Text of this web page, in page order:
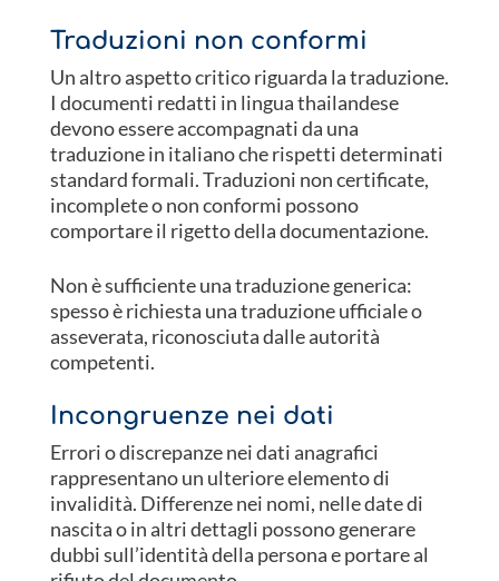
Traduzioni non conformi
Un altro aspetto critico riguarda la traduzione.
I documenti redatti in lingua thailandese
devono essere accompagnati da una
traduzione in italiano che rispetti determinati
standard formali. Traduzioni non certificate,
incomplete o non conformi possono
comportare il rigetto della documentazione.
Non è sufficiente una traduzione generica:
spesso è richiesta una traduzione ufficiale o
asseverata, riconosciuta dalle autorità
competenti.
Incongruenze nei dati
Errori o discrepanze nei dati anagrafici
rappresentano un ulteriore elemento di
invalidità. Differenze nei nomi, nelle date di
nascita o in altri dettagli possono generare
dubbi sull’identità della persona e portare al